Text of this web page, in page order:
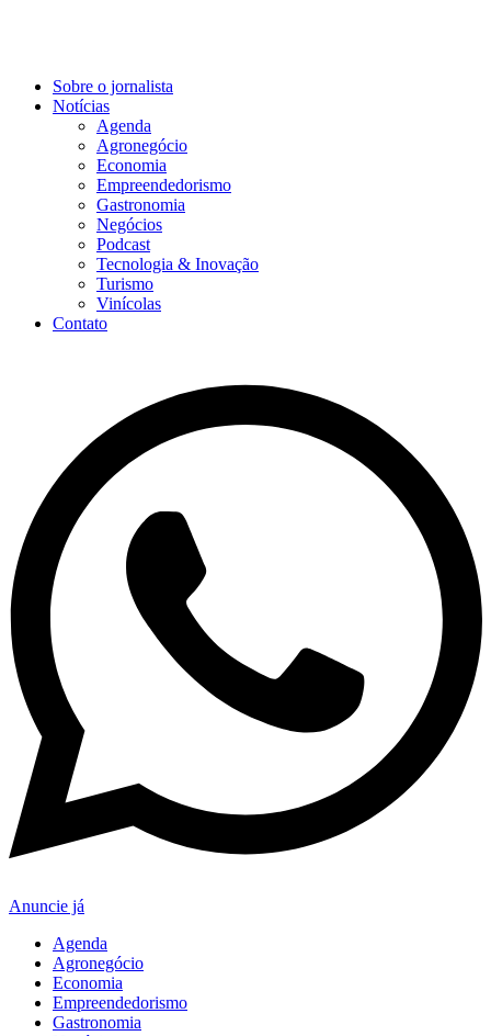
Sobre o jornalista
Notícias
Agenda
Agronegócio
Economia
Empreendedorismo
Gastronomia
Negócios
Podcast
Tecnologia & Inovação
Turismo
Vinícolas
Contato
Anuncie já
Agenda
Agronegócio
Economia
Empreendedorismo
Gastronomia